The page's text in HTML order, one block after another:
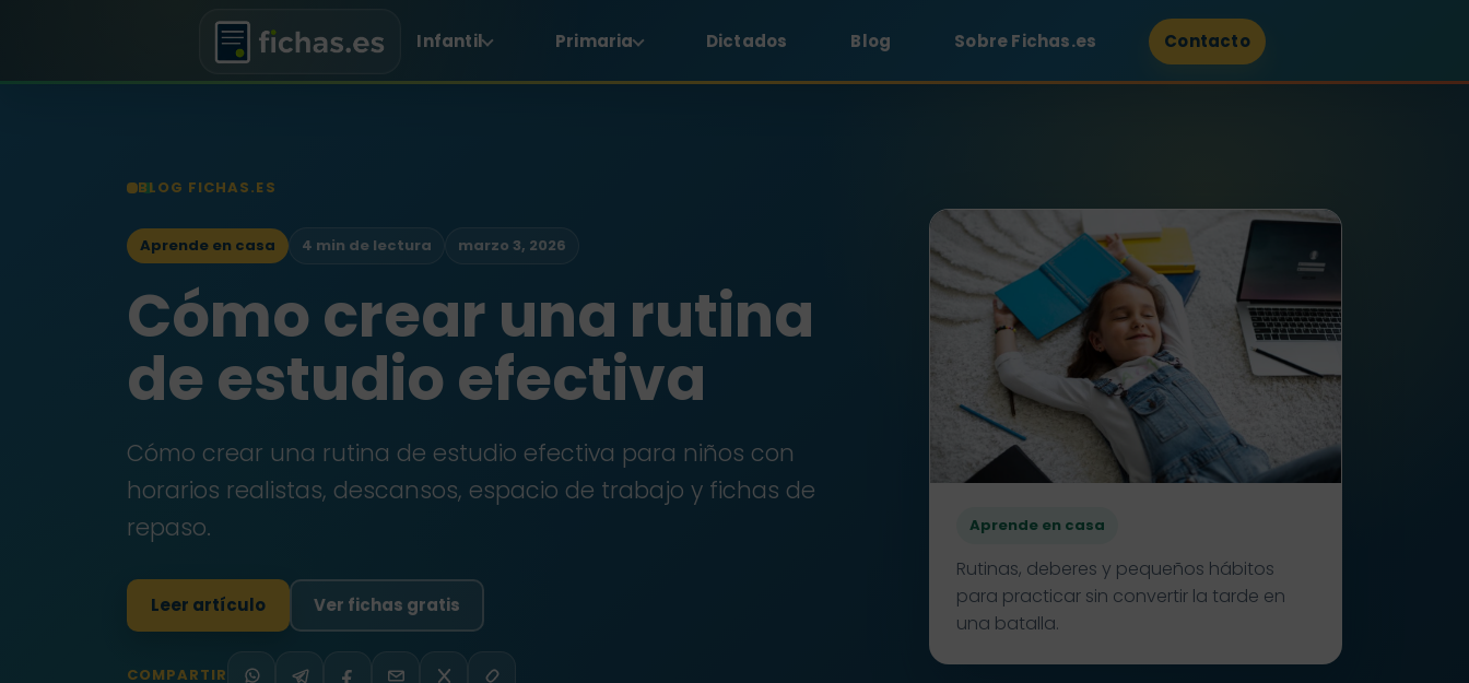
Infantil Primaria Dictados Blog Sobre Fichas.es Contacto
BLOG FICHAS.ES
Aprende en casa 4 min de lectura marzo 3, 2026
Cómo crear una rutina
de estudio efectiva
Cómo crear una rutina de estudio efectiva para niños con
horarios realistas, descansos, espacio de trabajo y fichas de
repaso.
Leer artículo Ver fichas gratis
COMPARTIR
Aprende en casa
Rutinas, deberes y pequeños hábitos
para practicar sin convertir la tarde en
una batalla.